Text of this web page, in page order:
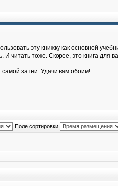
эту книжку как основной
читать тоже. Скорее, это книга для
самой затеи. Удачи вам обоим!
Поле сортировки